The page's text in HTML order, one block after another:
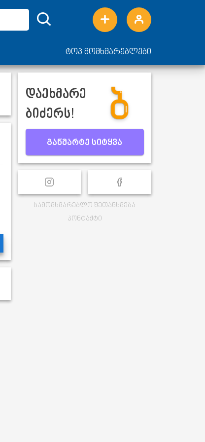
ტოპ მომხმარებლები
დაეხმარე
ბიძერს!
განმარტე სიტყვა
სამომხმარებლო შეთანხმება
კონტაქტი